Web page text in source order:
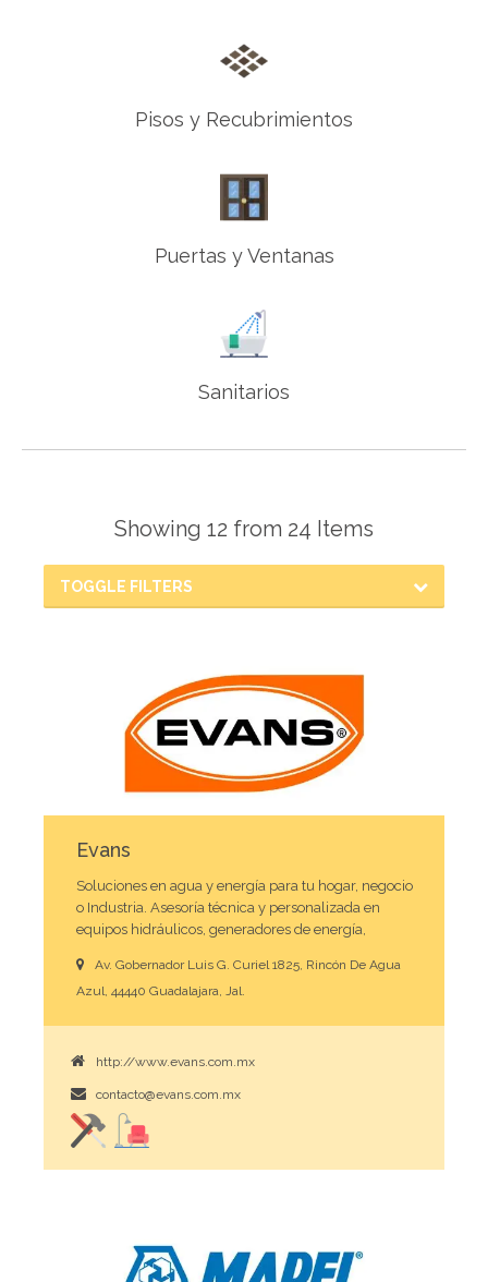
Pisos y Recubrimientos
Puertas y Ventanas
Sanitarios
Showing 12 from 24 Items
TOGGLE FILTERS
Evans
Soluciones en agua y energía para tu hogar, negocio
o Industria. Asesoría técnica y personalizada en
equipos hidráulicos, generadores de energía,
Av. Gobernador Luis G. Curiel 1825, Rincón De Agua
Azul, 44440 Guadalajara, Jal.
http://www.evans.com.mx
contacto@evans.com.mx